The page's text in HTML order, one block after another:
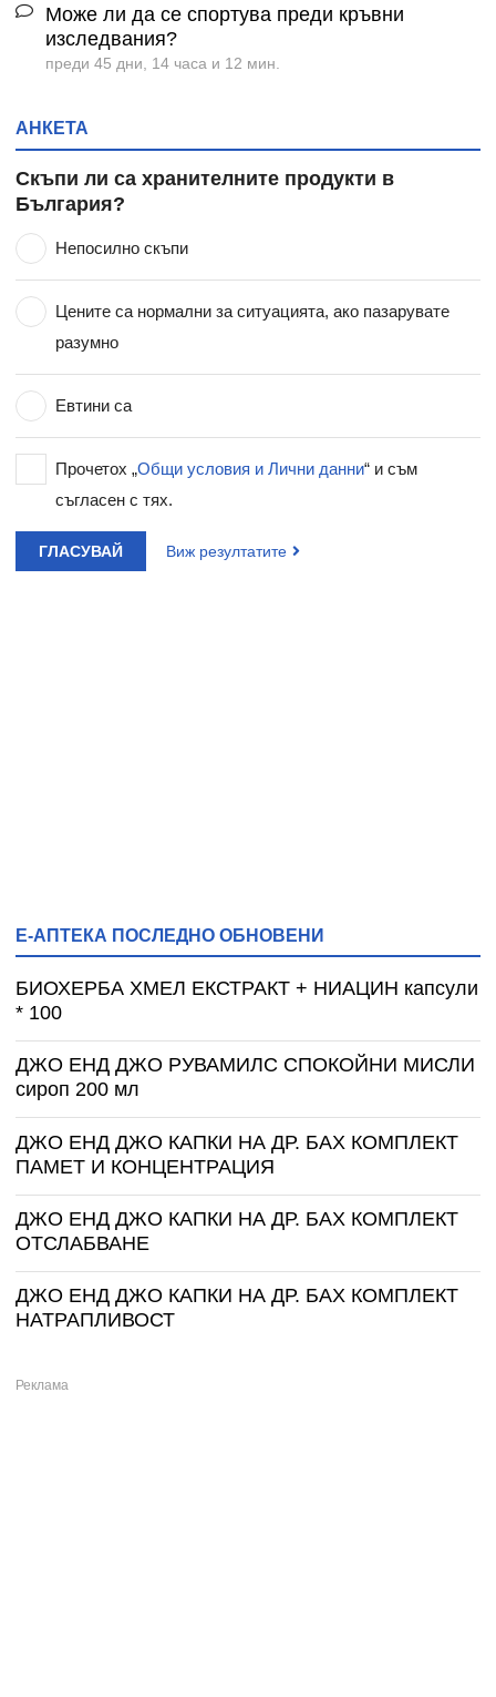
Може ли да се спортува преди кръвни
изследвания?
преди 45 дни, 14 часа и 12 мин.
АНКЕТА
Скъпи ли са хранителните продукти в
България?
Непосилно скъпи
Цените са нормални за ситуацията, ако пазарувате
разумно
Евтини са
Прочетох „Общи условия и Лични данни“ и съм
съгласен с тях.
ГЛАСУВАЙ Виж резултатите
Е-АПТЕКА ПОСЛЕДНО ОБНОВЕНИ
БИОХЕРБА ХМЕЛ ЕКСТРАКТ + НИАЦИН капсули
* 100
ДЖО ЕНД ДЖО РУВАМИЛС СПОКОЙНИ МИСЛИ
сироп 200 мл
ДЖО ЕНД ДЖО КАПКИ НА ДР. БАХ КОМПЛЕКТ
ПАМЕТ И КОНЦЕНТРАЦИЯ
ДЖО ЕНД ДЖО КАПКИ НА ДР. БАХ КОМПЛЕКТ
ОТСЛАБВАНЕ
ДЖО ЕНД ДЖО КАПКИ НА ДР. БАХ КОМПЛЕКТ
НАТРАПЛИВОСТ